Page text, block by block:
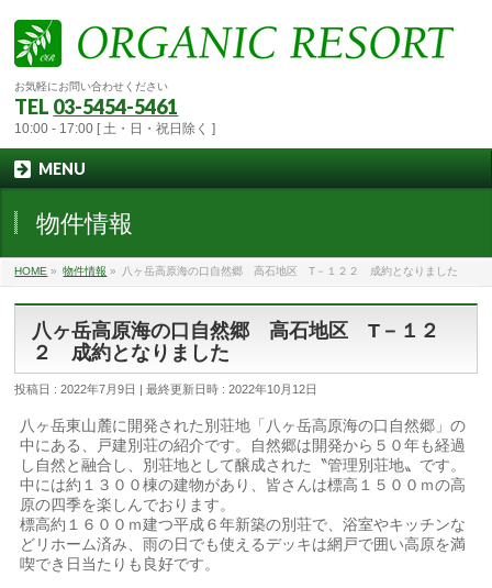
お気軽にお問い合わせください
TEL 03-5454-5461
10:00 - 17:00 [ 土・日・祝日除く ]
MENU
物件情報
HOME » 物件情報 » 八ヶ岳高原海の口自然郷 高石地区 T－１２２ 成約となりました
八ヶ岳高原海の口自然郷 高石地区 T－１２
２ 成約となりました
投稿日 : 2022年7月9日 最終更新日時 : 2022年10月12日
八ヶ岳東山麓に開発された別荘地「八ヶ岳高原海の口自然郷」の
中にある、戸建別荘の紹介です。自然郷は開発から５０年も経過
し自然と融合し、別荘地として醸成された〝管理別荘地〟です。
中には約１３００棟の建物があり、皆さんは標高１５００ｍの高
原の四季を楽しんでおります。
標高約１６００ｍ建つ平成６年新築の別荘で、浴室やキッチンな
どリホーム済み、雨の日でも使えるデッキは網戸で囲い高原を満
喫でき日当たりも良好です。